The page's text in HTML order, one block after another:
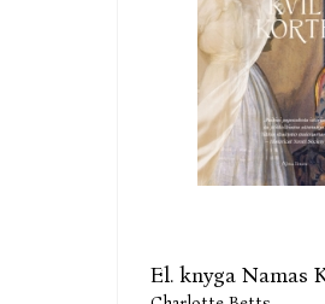
El. knyga Namas